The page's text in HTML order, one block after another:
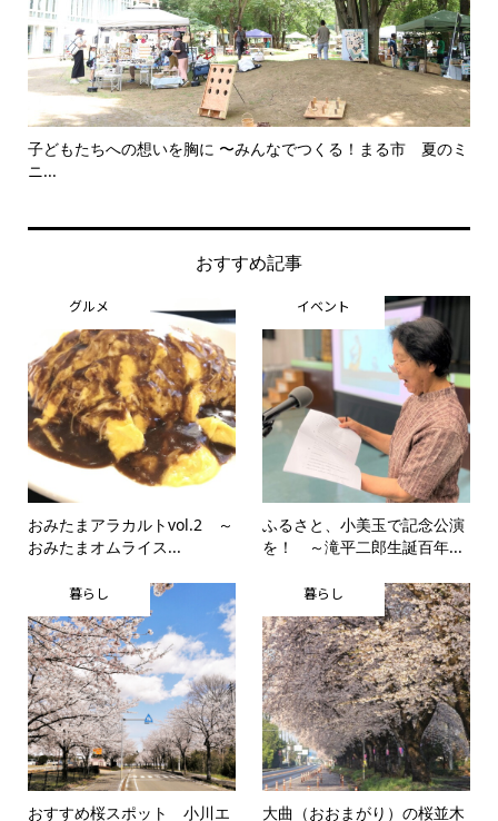
子どもたちへの想いを胸に 〜みんなでつくる！まる市 夏のミ
ニ...
おすすめ記事
グルメ
おみたまアラカルトvol.2 ～
おみたまオムライス...
イベント
ふるさと、小美玉で記念公演
を！ ～滝平二郎生誕百年...
暮らし
おすすめ桜スポット 小川エ
暮らし
大曲（おおまがり）の桜並木